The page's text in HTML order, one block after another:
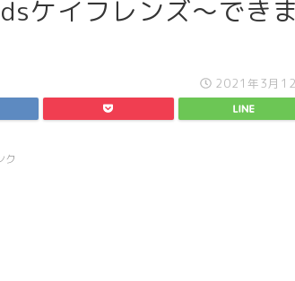
ケイフレンズ～できま
2021年3月
ク